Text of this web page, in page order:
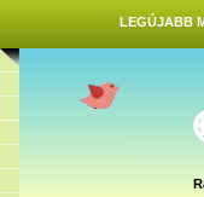
LEGÚJABB